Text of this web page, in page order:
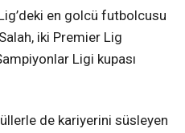
en golcü futbolcusu
iki Premier Lig
Ligi kupası
de kariyerini süsleyen